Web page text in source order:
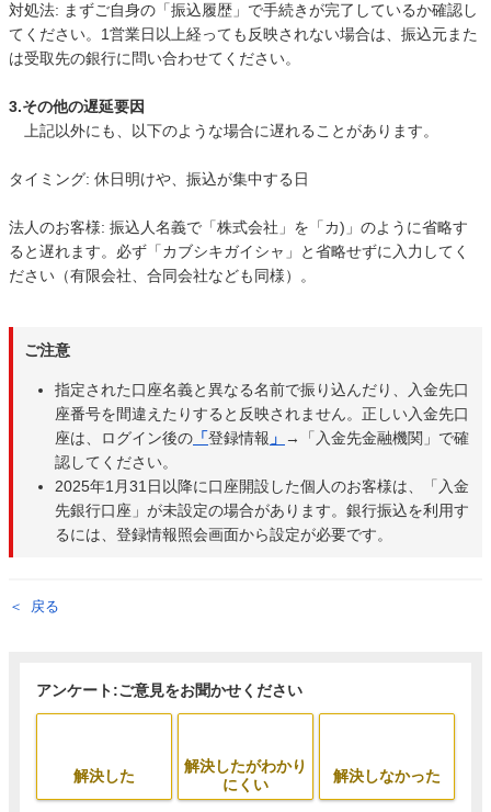
対処法: まずご自身の「振込履歴」で手続きが完了しているか確認し
てください。1営業日以上経っても反映されない場合は、振込元また
は受取先の銀行に問い合わせてください。
3.その他の遅延要因
上記以外にも、以下のような場合に遅れることがあります。
タイミング: 休日明けや、振込が集中する日
法人のお客様: 振込人名義で「株式会社」を「カ)」のように省略す
ると遅れます。必ず「カブシキガイシャ」と省略せずに入力してく
ださい（有限会社、合同会社なども同様）。
ご注意
指定された口座名義と異なる名前で振り込んだり、入金先口
座番号を間違えたりすると反映されません。正しい入金先口
座は、ログイン後の 「登録情報 」 →「入金先金融機関」で確
認してください。
2025年1月31日以降に口座開設した個人のお客様は、「入金
先銀行口座」が未設定の場合があります。銀行振込を利用す
るには、登録情報照会画面から設定が必要です。
戻る
アンケート:ご意見をお聞かせください
解決した
解決したがわかり
にくい
解決しなかった